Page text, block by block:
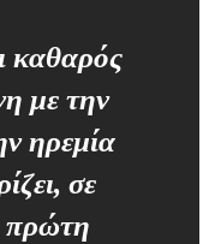
καθαρός
με την
ηρεμία
σε
πρώτη